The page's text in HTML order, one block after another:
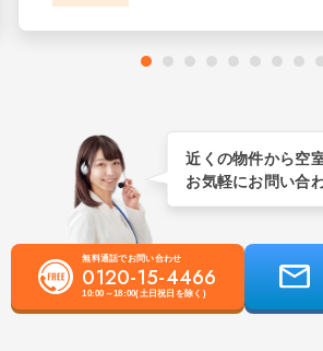
近くの物件から空
お気軽にお問い合
無料通話でお問い合わせ
0120-15-4466
10:00～18:00(土日祝日を除く)